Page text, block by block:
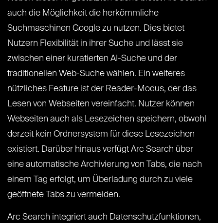
auch die Möglichkeit die herkömmliche
Suchmaschinen Google zu nutzen. Dies bietet
Nutzern Flexibilität in ihrer Suche und lässt sie
zwischen einer kuratierten AI-Suche und der
traditionellen Web-Suche wählen. Ein weiteres
nützliches Feature ist der Reader-Modus, der das
Lesen von Webseiten vereinfacht. Nutzer können
Webseiten auch als Lesezeichen speichern, obwohl
derzeit kein Ordnersystem für diese Lesezeichen
existiert. Darüber hinaus verfügt Arc Search über
eine automatische Archivierung von Tabs, die nach
einem Tag erfolgt, um Überladung durch zu viele
geöffnete Tabs zu vermeiden.
Arc Search integriert auch Datenschutzfunktionen,